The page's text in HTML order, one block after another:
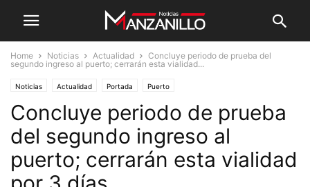
Home Noticias Actualidad
Concluye periodo de prueba del
segundo ingreso al puerto; cerrarán esta vialidad...
Noticias Actualidad Portada Puerto
Concluye periodo de prueba
del segundo ingreso al
puerto; cerrarán esta vialidad